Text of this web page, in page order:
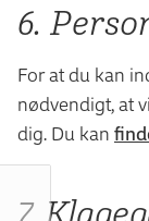
6.
For at du kan
nødvendigt, at
dig. Du kan
7.